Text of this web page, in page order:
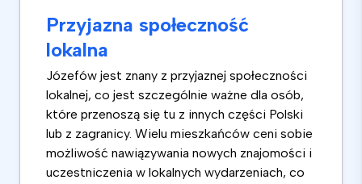
Przyjazna społeczność
lokalna
Józefów jest znany z przyjaznej społeczności
lokalnej, co jest szczególnie ważne dla osób,
które przenoszą się tu z innych części Polski
lub z zagranicy. Wielu mieszkańców ceni sobie
możliwość nawiązywania nowych znajomości i
uczestniczenia w lokalnych wydarzeniach, co